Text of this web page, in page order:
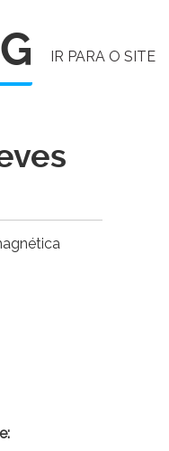
IR PARA O SITE